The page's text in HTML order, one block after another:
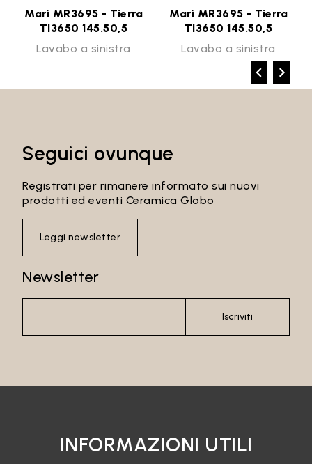
Marì MR3695 - Tierra
TI3650 145.50,5
Lavabo a sinistra
Marì MR3695 - Tierra
TI3650 145.50,5
Lavabo a sinistra
Seguici ovunque
Registrati per rimanere informato sui nuovi
prodotti ed eventi Ceramica Globo
Leggi newsletter
Newsletter
Iscriviti
INFORMAZIONI UTILI